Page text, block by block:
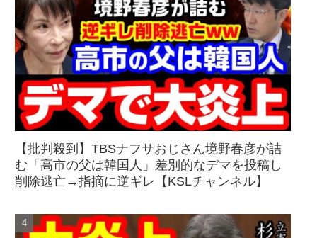
【批判殺到】TBSナフサおじさん境野春彦が詰
む「高市の父は韓国人」差別的なデマを投稿し
削除逃亡→指摘に逆ギレ【KSLチャンネル】